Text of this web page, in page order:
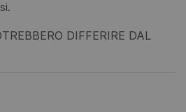
DIFFERIRE DAL